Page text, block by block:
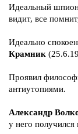
Идеальный
видит, все
Идеально
Крамник
Проявил
антиутопиями.
Александр
у него